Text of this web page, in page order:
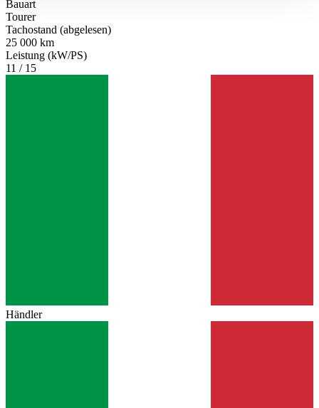
gesammelt haben.
Bauart
Tourer
Tachostand (abgelesen)
25 000 km
Leistung (kW/PS)
11 / 15
Händler